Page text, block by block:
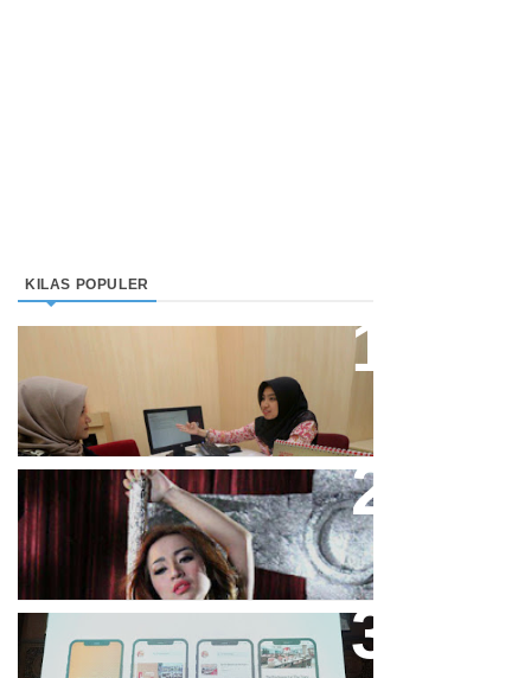
KILAS POPULER
Keuangan Syariah Di Indonesia
Meningkat
Cupi Cupita Luncurkan Single
“Yo Uwis”
Bandung Great Sale 2020 Go
Online Resmi Dimulai